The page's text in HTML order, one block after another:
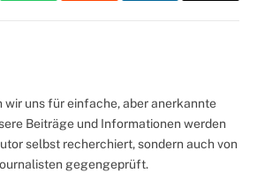
wir uns für einfache, aber anerkannte
Beiträge und Informationen werden
selbst recherchiert, sondern auch von
gegengeprüft.